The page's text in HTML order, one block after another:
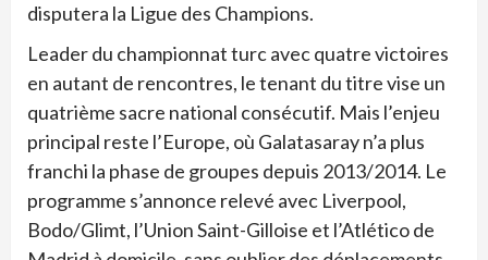
disputera la Ligue des Champions.
Leader du championnat turc avec quatre victoires
en autant de rencontres, le tenant du titre vise un
quatrième sacre national consécutif. Mais l’enjeu
principal reste l’Europe, où Galatasaray n’a plus
franchi la phase de groupes depuis 2013/2014. Le
programme s’annonce relevé avec Liverpool,
Bodo/Glimt, l’Union Saint-Gilloise et l’Atlético de